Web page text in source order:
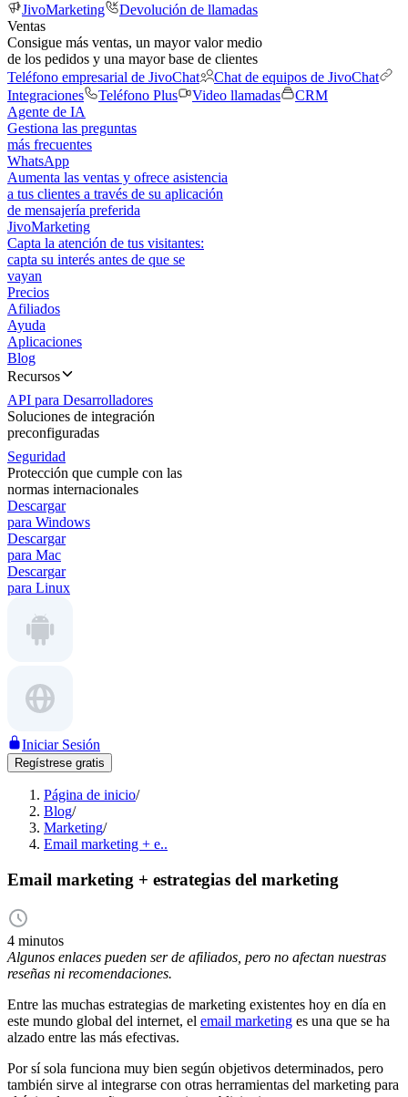
JivoMarketing
Devolución de llamadas
Ventas
Consigue más ventas, un mayor valor medio
de los pedidos y una mayor base de clientes
Teléfono empresarial de JivoChat
Chat de equipos de JivoChat
Integraciones
Teléfono Plus Video llamadas
CRM
Agente de IA
Gestiona las preguntas
más frecuentes
WhatsApp
Aumenta las ventas y ofrece asistencia
a tus clientes a través de su aplicación
de mensajería preferida
JivoMarketing
Capta la atención de tus visitantes:
capta su interés antes de que se
vayan
Precios
Afiliados
Ayuda
Aplicaciones
Blog
Recursos
API para Desarrolladores
Soluciones de integración
preconfiguradas
Seguridad
Protección que cumple con las
normas internacionales
Descargar
para Windows
Descargar
para Mac
Descargar
para Linux
Iniciar Sesión
Regístrese gratis
Página de inicio/
Blog/
Marketing/
Email marketing + e..
Email marketing + estrategias del marketing
4 minutos
Algunos enlaces pueden ser de afiliados, pero no afectan nuestras
reseñas ni recomendaciones.
Entre las muchas estrategias de marketing existentes hoy en día en
este mundo global del internet, el email marketing es una que se ha
alzado entre las más efectivas.
Por sí sola funciona muy bien según objetivos determinados, pero
también sirve al integrarse con otras herramientas del marketing para